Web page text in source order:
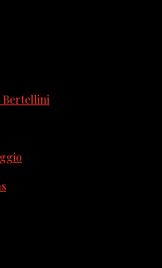
Bertellini